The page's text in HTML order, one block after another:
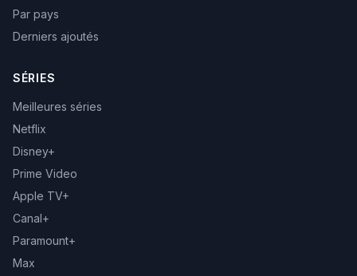
Par pays
Derniers ajoutés
SÉRIES
Meilleures séries
Netflix
Disney+
Prime Video
Apple TV+
Canal+
Paramount+
Max